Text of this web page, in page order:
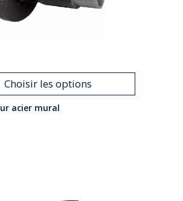
Choisir les options
acier mural